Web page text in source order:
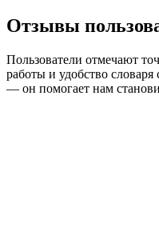
Отзывы
Пользователи отмечают
работы и удобство
— он помогает нам